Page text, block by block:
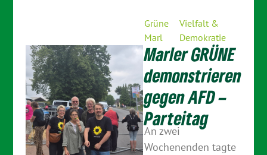
Grüne
Marl
Vielfalt &
Demokratie
Marler GRÜNE
demonstrieren
gegen AFD –
Parteitag
An zwei
Wochenenden tagte